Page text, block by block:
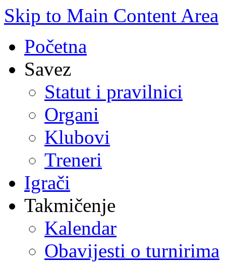
Skip to Main Content Area
Početna
Savez
Statut i pravilnici
Organi
Klubovi
Treneri
Igrači
Takmičenje
Kalendar
Obavijesti o turnirima